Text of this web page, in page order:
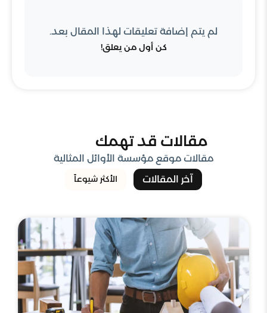
لم يتم إضافة تعليقات لهذا المقال بعد.
كن أول من يعلق!
مقالات قد تهمك
مقالات موقع مؤسسة الأوائل المثالية
آخر المقالات
الأكثر شيوعاً